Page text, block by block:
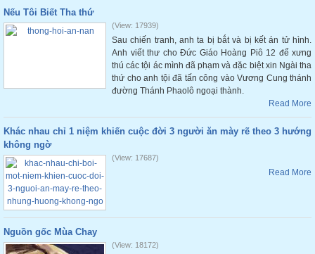
Nếu Tôi Biết Tha thứ
(View: 17939)
Sau chiến tranh, anh ta bị bắt và bị kết án tử hình.
Anh viết thư cho Đức Giáo Hoàng Piô 12 để xưng
thú các tội ác mình đã phạm và đặc biệt xin Ngài tha
thứ cho anh tội đã tấn công vào Vương Cung thánh
đường Thánh Phaolô ngoại thành.
Read More
Khác nhau chỉ 1 niệm khiến cuộc đời 3 người ăn mày rẽ theo 3 hướng
không ngờ
(View: 17687)
Read More
Nguồn gốc Mùa Chay
(View: 18172)